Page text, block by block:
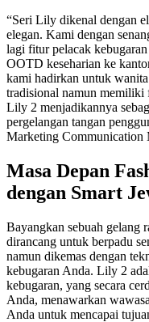
“Seri Lily dikenal dengan
elegan. Kami dengan
lagi fitur pelacak
OOTD keseharian ke
kami hadirkan untuk
tradisional namun memiliki
Lily 2 menjadikannya
pergelangan tangan
Marketing Communication
Masa Depan
dengan Smart
Bayangkan sebuah gelang
dirancang untuk berpadu
namun dikemas dengan
kebugaran Anda. Lily 2
kebugaran, yang secara
Anda, menawarkan
Anda untuk mencapai